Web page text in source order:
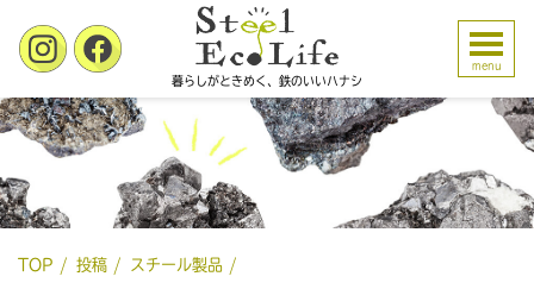
暮らしがときめく、鉄のいいハナシ
menu
TOP 投稿 スチール製品